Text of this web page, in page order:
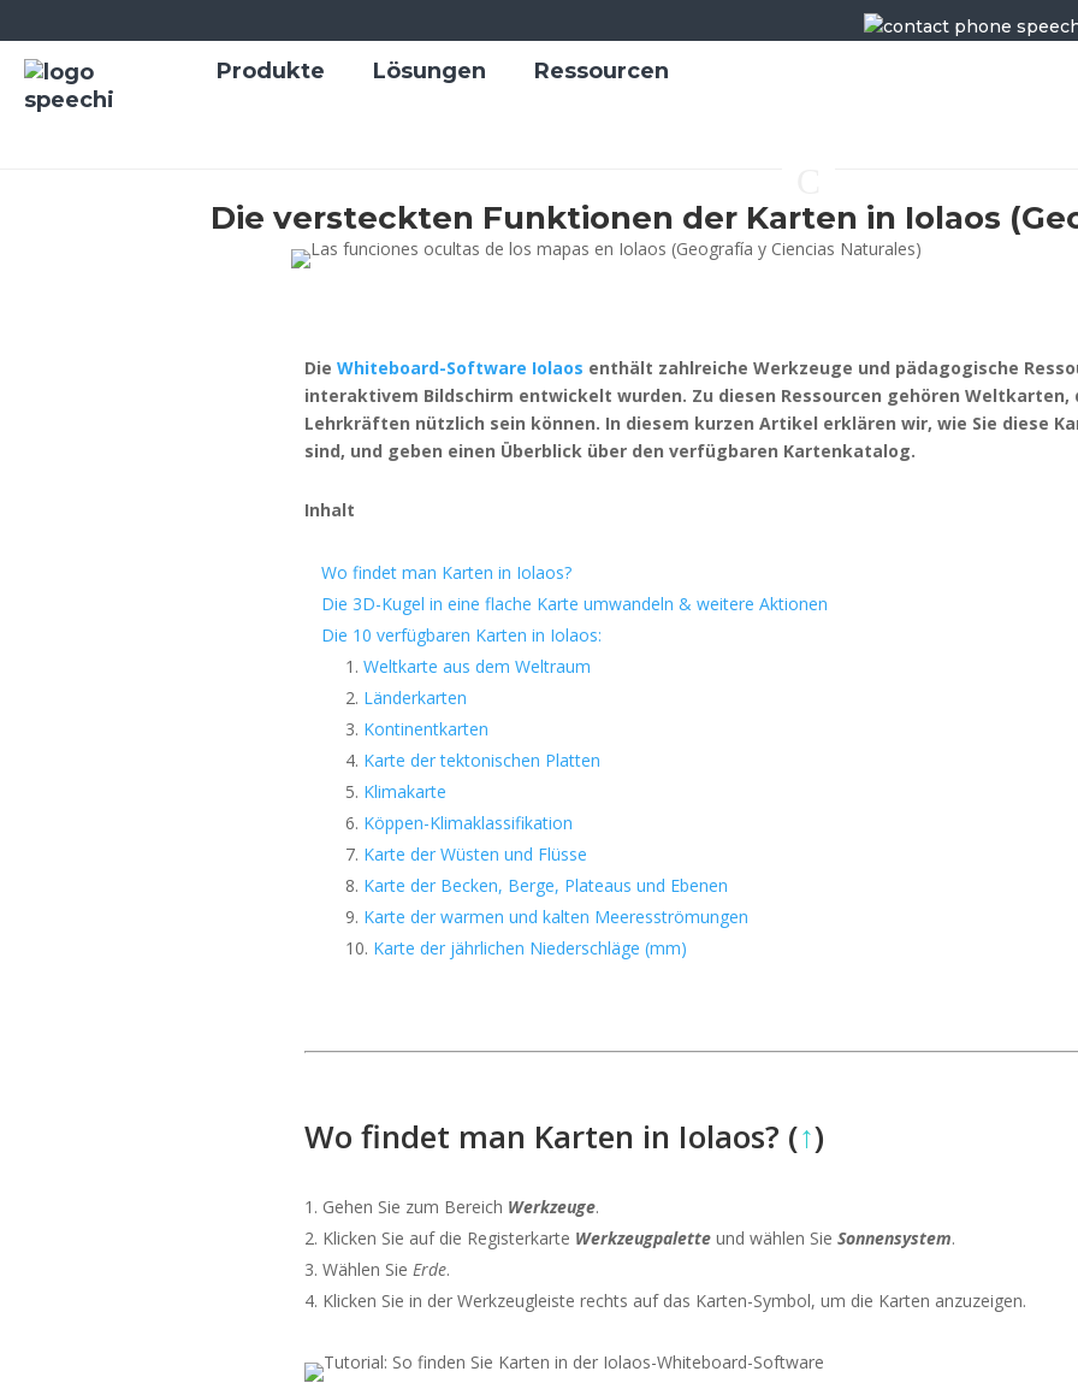
Produkte Lösungen Ressourcen
Die versteckten Funktionen der Karten in Iolaos
DieWhiteboard-Software Iolaos enthält zahlreiche Werkzeuge und pädagogische
interaktivem Bildschirm entwickelt wurden. Zu diesen Ressourcen gehören Weltkarten,
Lehrkräften nützlich sein können. In diesem kurzen Artikel erklären wir, wie Sie diese
sind, und geben einen Überblick über den verfügbaren Kartenkatalog.
Inhalt
Wo findet man Karten in Iolaos?
Die 3D-Kugel in eine flache Karte umwandeln & weitere Aktionen
Die 10 verfügbaren Karten in Iolaos:
Weltkarte aus dem Weltraum
Länderkarten
Kontinentkarten
Karte der tektonischen Platten
Klimakarte
Köppen-Klimaklassifikation
Karte der Wüsten und Flüsse
Karte der Becken, Berge, Plateaus und Ebenen
Karte der warmen und kalten Meeresströmungen
Karte der jährlichen Niederschläge (mm)
Wo findet man Karten in Iolaos? (↑)
Gehen Sie zum Bereich Werkzeuge.
Klicken Sie auf die Registerkarte Werkzeugpalette und wählen SieSonnensystem.
Wählen SieErde.
Klicken Sie in der Werkzeugleiste rechts auf das Karten-Symbol, um die Karten anzuzeigen.